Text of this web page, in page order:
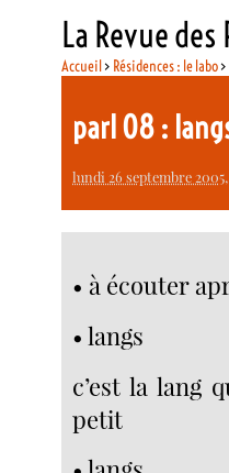
La Revue
Accueil> Résidences : le labo>
parl 08 :
lundi 26 septembre 2005
• à écouter
• langs
c’est la lang
petit